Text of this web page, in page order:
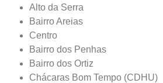
Alto da Serra
Bairro Areias
Centro
Bairro dos Penhas
Bairro dos Ortiz
Chácaras Bom Tempo (CDHU)